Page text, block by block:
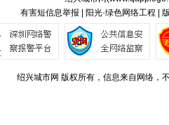
有害短信息举报 | 阳光·绿色网络工程 |
绍兴城市网 版权所有，信息来自网络，